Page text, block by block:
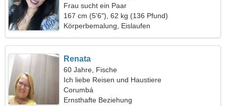
Frau sucht ein Paar
167 cm (5'6"), 62 kg (136 Pfund)
Körperbemalung, Eislaufen
Renata
60 Jahre, Fische
Ich liebe Reisen und Haustiere
Corumbá
Ernsthafte Beziehung